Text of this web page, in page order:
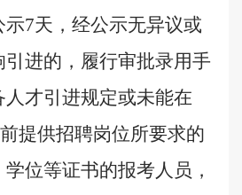
示7天，经公示无异议或
进的，履行审批录用手
才引进规定或未能在
提供招聘岗位所要求的
位等证书的报考人员，